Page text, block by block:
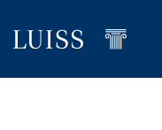
contenuto